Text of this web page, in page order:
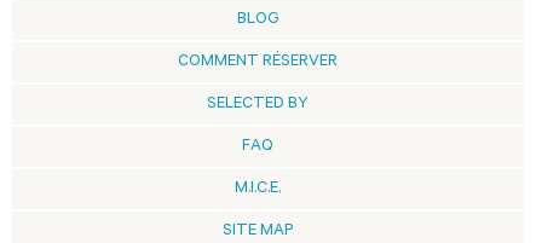
BLOG
COMMENT RÉSERVER
SELECTED BY
FAQ
M.I.C.E.
SITE MAP